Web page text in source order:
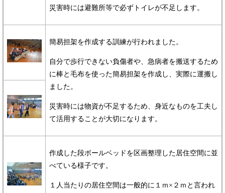
災害時には避難所等で必ずトイレが不足します。
簡易担架を作成する訓練が行われました。
自分で歩行できない負傷者や、急病者を搬送するため
に棒と毛布を使った簡易担架を作成し、実際に運搬し
ました。
災害時には物資が不足するため、身近なものを工夫し
て活用することが大切になります。
作成した段ボールベッドを区画整理した居住空間に並
べている様子です。
１人当たりの居住空間は一般的に１ｍ×２ｍと言われ